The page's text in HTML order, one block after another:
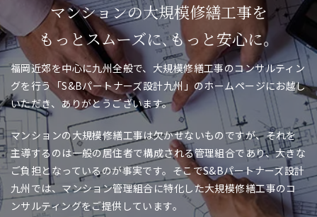
マンションの大規模修繕工事を
もっとスムーズに､もっと安心に。
福岡近郊を中心に九州全般で、大規模修繕工事のコンサルティン
グを行う「S&Bパートナーズ設計九州」のホームページにお越し
いただき、ありがとうございます。
マンションの大規模修繕工事は欠かせないものですが、それを
主導するのは一般の居住者で構成される管理組合であり、大きな
ご負担となっているのが事実です。そこでS&Bパートナーズ設計
九州では、マンション管理組合に特化した大規模修繕工事のコ
ンサルティングをご提供しています。